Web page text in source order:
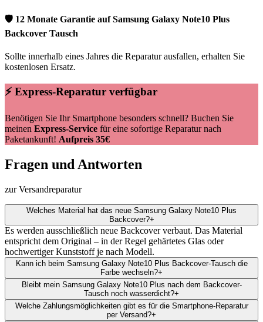
🛡 12 Monate Garantie aufSamsung Galaxy Note10 Plus
Backcover Tausch
Sollte innerhalb eines Jahres die Reparatur ausfallen, erhalten Sie
kostenlosen Ersatz.
⚡ Express-Reparatur verfügbar
Benötigen Sie Ihr Smartphone besonders schnell? Buchen Sie
meinen Express-Service für eine sofortige Reparatur nach
Paketankunft! Aufpreis 35€
Fragen und Antworten
zur Versandreparatur
Welches Material hat das neue Samsung Galaxy Note10 Plus
Backcover?+
Es werden ausschließlich neue Backcover verbaut. Das Material
entspricht dem Original – in der Regel gehärtetes Glas oder
hochwertiger Kunststoff je nach Modell.
Kann ich beim Samsung Galaxy Note10 Plus Backcover-Tausch die
Farbe wechseln?+
Bleibt mein Samsung Galaxy Note10 Plus nach dem Backcover-
Tausch noch wasserdicht?+
Welche Zahlungsmöglichkeiten gibt es für die Smartphone-Reparatur
per Versand?+